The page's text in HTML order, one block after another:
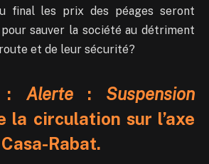
final les prix des péages seront
sauver la société au détriment
et de leur sécurité?
: Alerte: Suspension
la circulation sur l’axe
Rabat.